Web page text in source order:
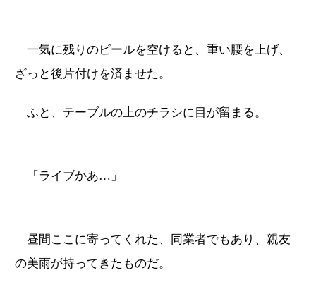
一気に残りのビールを空けると、重い腰を上げ、
ざっと後片付けを済ませた。
ふと、テーブルの上のチラシに目が留まる。
「ライブかあ…」
昼間ここに寄ってくれた、同業者でもあり、親友
の美雨が持ってきたものだ。